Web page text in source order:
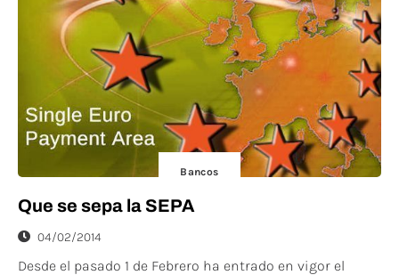
Bancos
Que se sepa la SEPA
04/02/2014
Desde el pasado 1 de Febrero ha entrado en vigor el